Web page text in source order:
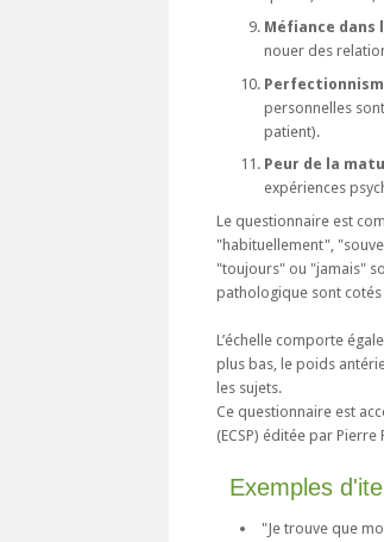
Méfiance
nouer des
personnelles
patient).
Peur de la
expériences
Le questionnaire est
"habituellement",
"toujours" ou "jamais"
pathologique sont cotés
L’échelle comporte
plus bas, le poids
les sujets.
Ce questionnaire est
(ECSP) éditée par
Exemples
"Je trouve que